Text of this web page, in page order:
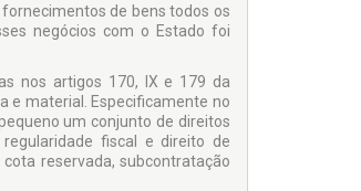
de bens todos os
negócios com o Estado foi
nos artigos 170, IX e 179 da
e material. Especificamente no
um conjunto de direitos
fiscal e direito de
reservada, subcontratação